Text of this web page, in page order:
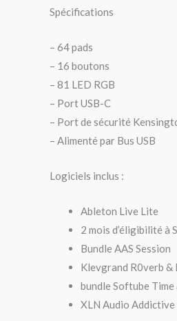
Spécifications
– 64 pads
– 16 boutons
– 81 LED RGB
– Port USB-C
– Port de sécurité
– Alimenté par Bus USB
Logiciels inclus :
Ableton Live Lite
2 mois d’éligibilité à
Bundle AAS Session
Klevgrand R0verb &
bundle Softube Time
XLN Audio Addictive